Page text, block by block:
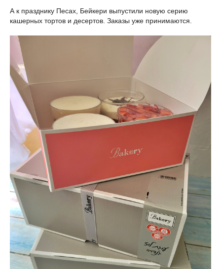
А к празднику Песах, Бейкери выпустили новую серию
кашерных тортов и десертов. Заказы уже принимаются.